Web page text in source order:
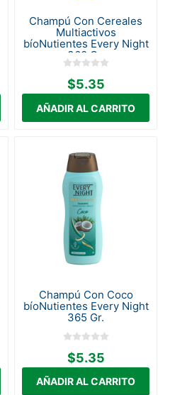
Champú Con Cereales
Multiactivos
bíoNutientes Every Night
360 Gr.
$5.35
Champú Con Coco
bíoNutientes Every Night
365 Gr.
$5.35